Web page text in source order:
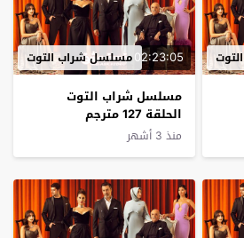
02:23:05مسلسل شراب التوت
مسلسل شراب التوت
الحلقة 127 مترجم
منذ 3 أشهر